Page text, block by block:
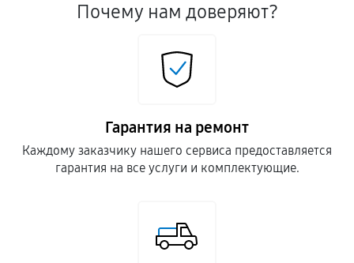
Почему нам доверяют?
Гарантия на ремонт
Каждому заказчику нашего сервиса предоставляется
гарантия на все услуги и комплектующие.